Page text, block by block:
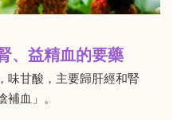
、益精血的要藥
味甘酸，主要歸肝經和腎
血」。